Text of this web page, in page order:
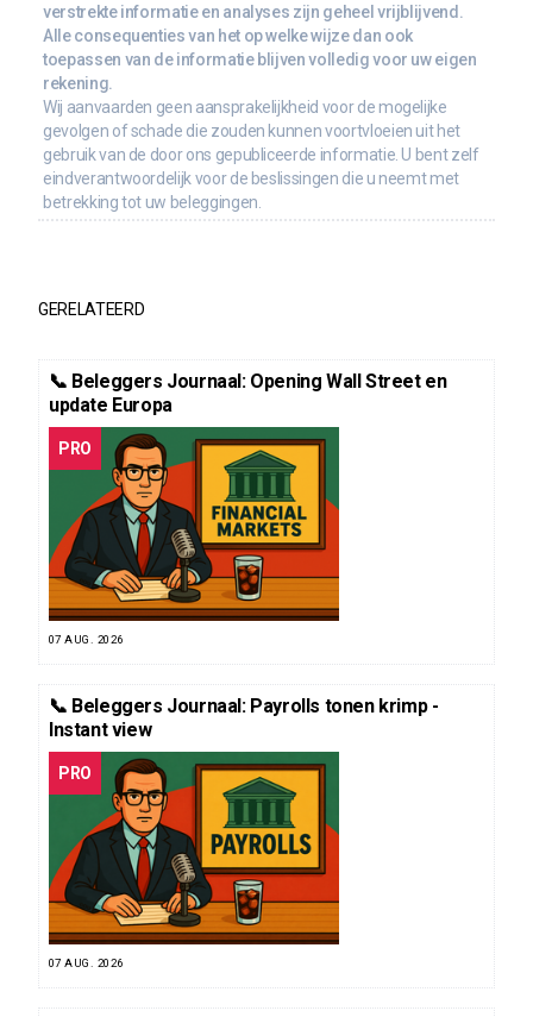
verstrekte informatie en analyses zijn geheel vrijblijvend.
Alle consequenties van het op welke wijze dan ook
toepassen van de informatie blijven volledig voor uw eigen
rekening.
Wij aanvaarden geen aansprakelijkheid voor de mogelijke
gevolgen of schade die zouden kunnen voortvloeien uit het
gebruik van de door ons gepubliceerde informatie. U bent zelf
eindverantwoordelijk voor de beslissingen die u neemt met
betrekking tot uw beleggingen.
GERELATEERD
📞 Beleggers Journaal: Opening Wall Street en
update Europa
PRO
07 AUG. 2026
📞 Beleggers Journaal: Payrolls tonen krimp -
Instant view
PRO
07 AUG. 2026